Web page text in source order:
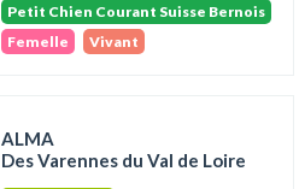
Petit Chien Courant Suisse Bernois
Femelle
Vivant
ALMA
Des Varennes du Val de Loire